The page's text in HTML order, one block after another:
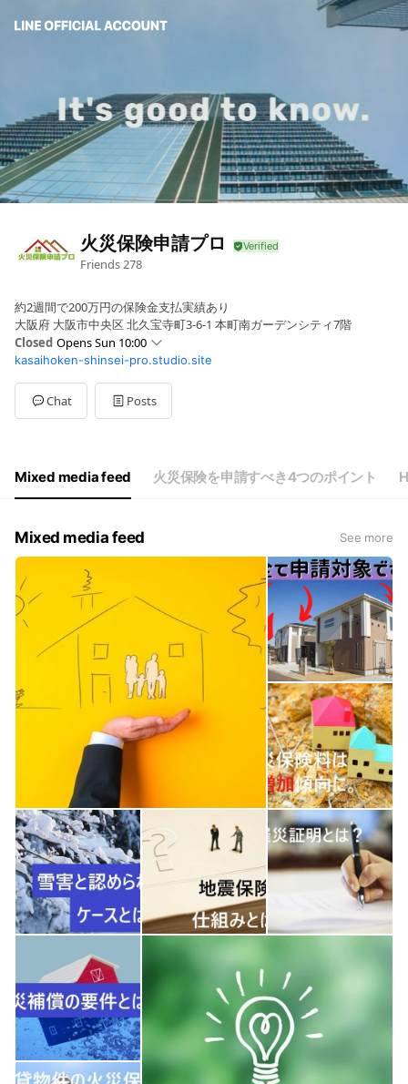
火災保険申請プロ
Friends278
約2週間で200万円の保険金支払実績あり
大阪府 大阪市中央区 北久宝寺町3-6-1 本町南ガーデンシティ7階
Closed Opens Sun 10:00
Sun10:00 - 18:00
Mon10:00 - 18:00
Tue10:00 - 18:00
Wed10:00 - 18:00
Sat
10:00 - 18:00
kasaihoken-shinsei-pro.studio.site
Chat Posts
Mixed media feed 火災保険を申請すべき4つのポイント
Mixed media feed See more